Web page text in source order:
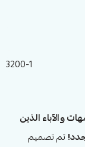
والآباء الذين
تم تصميم
3200-1